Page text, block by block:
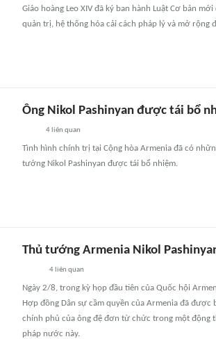
Giáo hoàng Leo XIV đã ký ban hành Luật Cơ bản
quản trị, hệ thống hóa cải cách pháp lý và mở rộng
Ông Nikol Pashinyan được tái bổ
4liên quan
Tình hình chính trị tại Cộng hòa Armenia đã có
tướng Nikol Pashinyan được tái bổ nhiệm.
Thủ tướng Armenia Nikol
4 liên quan
Ngày 2/8, trong kỳ họp đầu tiên của Quốc hội
Hợp đồng Dân sự cầm quyền của Armenia đã
chính phủ của ông đệ đơn từ chức trong một động
pháp nước này.